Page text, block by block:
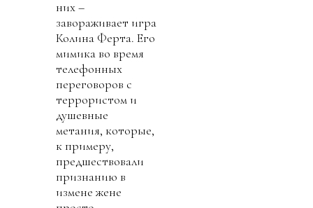
них –
завораживает игра
Колина Ферта. Его
мимика во время
телефонных
переговоров с
террористом и
душевные
метания, которые,
к примеру,
предшествовали
признанию в
измене жене